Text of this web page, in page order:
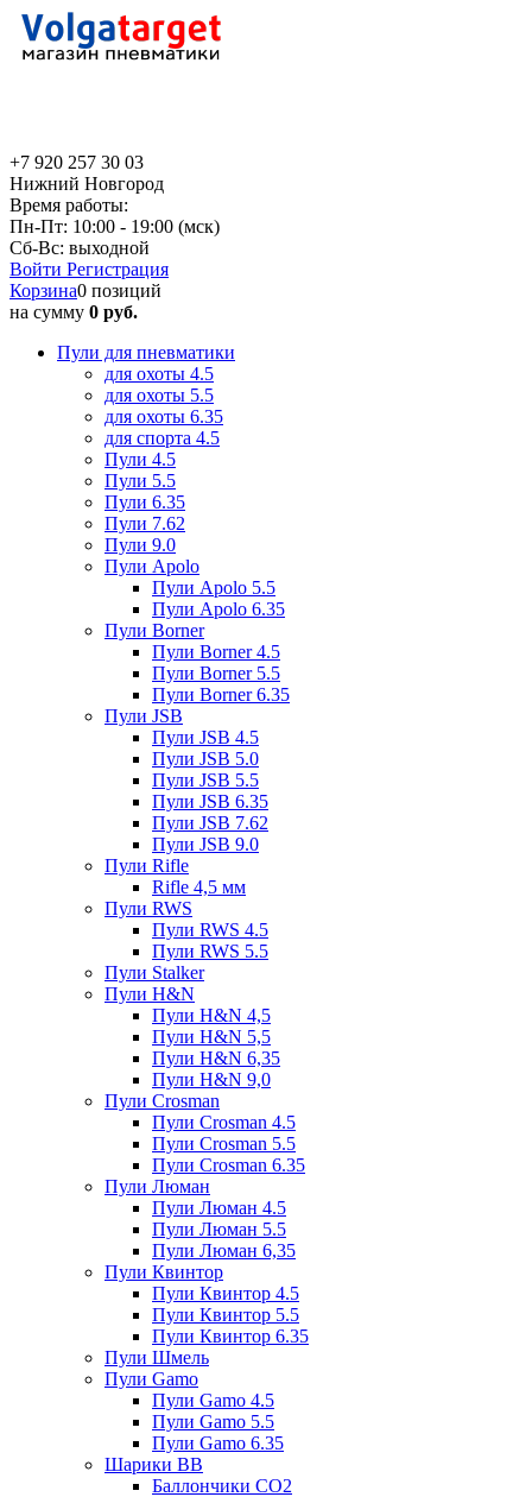
+7 920 257 30 03
Нижний Новгород
Время работы:
Пн-Пт: 10:00 - 19:00 (мск)
Сб-Вс: выходной
Войти Регистрация
Корзина0 позиций
на сумму 0 руб.
Пули для пневматики
для охоты 4.5
для охоты 5.5
для охоты 6.35
для спорта 4.5
Пули 4.5
Пули 5.5
Пули 6.35
Пули 7.62
Пули 9.0
Пули Apolo
Пули Apolo 5.5
Пули Apolo 6.35
Пули Borner
Пули Borner 4.5
Пули Borner 5.5
Пули Borner 6.35
Пули JSB
Пули JSB 4.5
Пули JSB 5.0
Пули JSB 5.5
Пули JSB 6.35
Пули JSB 7.62
Пули JSB 9.0
Пули Rifle
Rifle 4,5 мм
Пули RWS
Пули RWS 4.5
Пули RWS 5.5
Пули Stalker
Пули H&N
Пули H&N 4,5
Пули H&N 5,5
Пули H&N 6,35
Пули H&N 9,0
Пули Crosman
Пули Crosman 4.5
Пули Crosman 5.5
Пули Crosman 6.35
Пули Люман
Пули Люман 4.5
Пули Люман 5.5
Пули Люман 6,35
Пули Квинтор
Пули Квинтор 4.5
Пули Квинтор 5.5
Пули Квинтор 6.35
Пули Шмель
Пули Gamo
Пули Gamo 4.5
Пули Gamo 5.5
Пули Gamo 6.35
Шарики BB
Баллончики CO2